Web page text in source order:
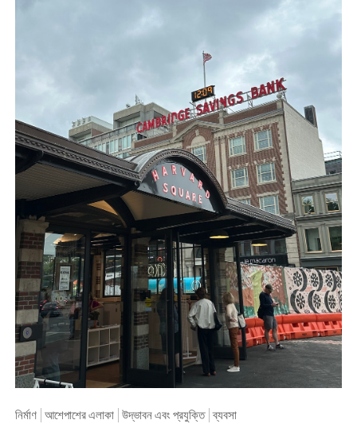
নির্মাণ আশেপাশের এলাকা উদ্ভাবন এবং প্রযুক্তি ব্যবসা